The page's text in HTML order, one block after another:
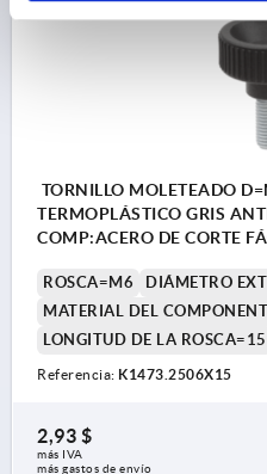
TORNILLO MOLETEADO
TERMOPLÁSTICO GRIS
COMP:ACERO DE CORTE
ROSCA=M6
DIÁMETRO
MATERIAL DEL
LONGITUD DE LA ROSCA=15
Referencia: K1473.2506X15
2,93 $
más IVA
más gastos de envío